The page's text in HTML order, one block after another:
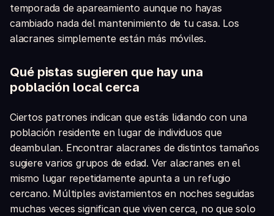
temporada de apareamiento aunque no hayas
cambiado nada del mantenimiento de tu casa. Los
alacranes simplemente están más móviles.
Qué pistas sugieren que hay una
población local cerca
Ciertos patrones indican que estás lidiando con una
población residente en lugar de individuos que
deambulan. Encontrar alacranes de distintos tamaños
sugiere varios grupos de edad. Ver alacranes en el
mismo lugar repetidamente apunta a un refugio
cercano. Múltiples avistamientos en noches seguidas
muchas veces significan que viven cerca, no que solo